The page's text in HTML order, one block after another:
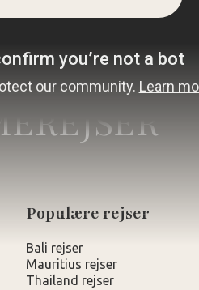
Populære rejser
Bali rejser
Mauritius rejser
Thailand rejser